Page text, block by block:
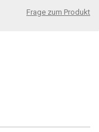
Frage zum Produkt